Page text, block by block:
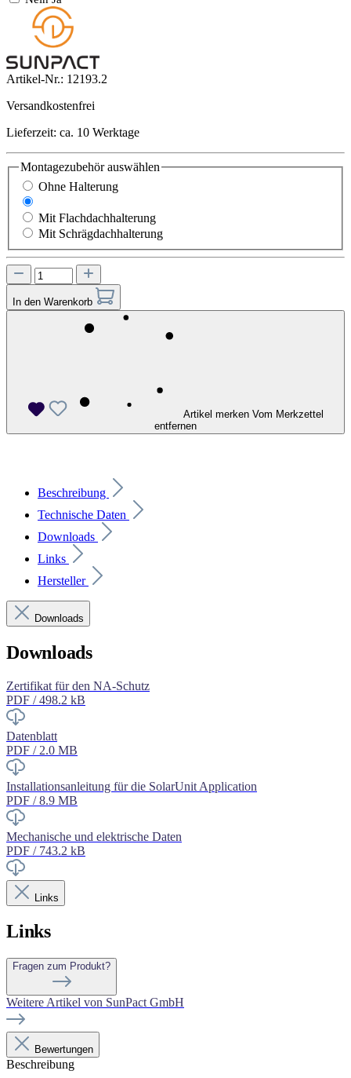
Artikel-Nr.: 12193.2
Versandkostenfrei
Lieferzeit: ca. 10 Werktage
Montagezubehörauswählen
Ohne Halterung
Mit Flachdachhalterung
Mit Schrägdachhalterung
In den Warenkorb
Artikel merken Vom Merkzettel
entfernen
Beschreibung
Technische Daten
Downloads
Links
Hersteller
Downloads
Downloads
Zertifikat für den NA-Schutz
PDF / 498.2 kB
Datenblatt
PDF / 2.0 MB
Installationsanleitung für die SolarUnit Application
PDF / 8.9 MB
Mechanische und elektrische Daten
PDF / 743.2 kB
Links
Links
Fragen zum Produkt?
Weitere Artikel von SunPact GmbH
Bewertungen
Beschreibung